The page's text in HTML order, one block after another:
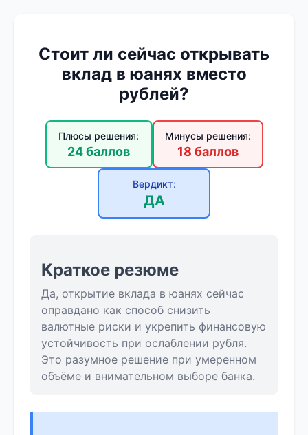
Стоит ли сейчас открывать
вклад в юанях вместо
рублей?
Плюсы решения:
24 баллов
Минусы решения:
18 баллов
Вердикт:
ДА
Краткое резюме
Да, открытие вклада в юанях сейчас
оправдано как способ снизить
валютные риски и укрепить финансовую
устойчивость при ослаблении рубля.
Это разумное решение при умеренном
объёме и внимательном выборе банка.